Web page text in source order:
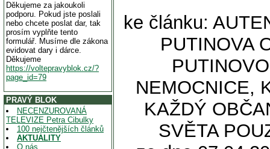
Děkujeme za jakoukoli
podporu. Pokud jste poslali
nebo chcete poslat dar, tak
prosím vyplňte tento
formulář. Musíme dle zákona
evidovat dary i dárce.
Děkujeme
https://voltepravyblok.cz/?
page_id=79
PRAVÝ BLOK
NECENZUROVANÁ
TELEVIZE Petra Cibulky
100 nejčtenějších článků
AKTUALITY
O nás
ke článku:
PUTINOVA
NEMOCNICE,
KAŽDÝ
SVĚTA